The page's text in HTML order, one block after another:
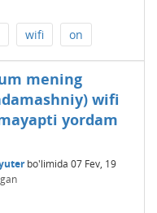
wifi on
mening
wifi
yordam
bo'limida 07 Fev, 19